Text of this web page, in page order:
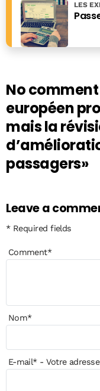
LES
No
européen
mais la
passagers»
Leave a
* Required fields
Comment*
Nom*
E-mail*- Votre